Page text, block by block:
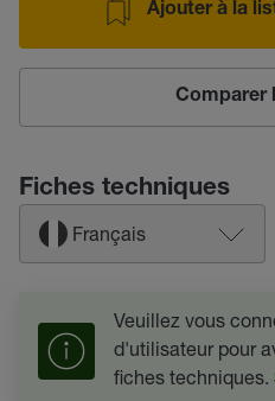
Ajouter à la
Comparer
Fiches techniques
Français
Veuillez vous
d'utilisateur pour
fiches techniques.